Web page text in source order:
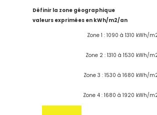
Définir la zone géographique
valeurs exprimées en kWh/m2/an
Zone 1 : 1090 à 1310 kWh/
Zone 2 : 1310 à 1530 kWh/
Zone 3 : 1530 à 1680 kWh/
Zone 4 : 1680 à 1920 kWh/